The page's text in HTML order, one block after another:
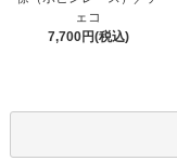
ェコ
7,700円(税込)